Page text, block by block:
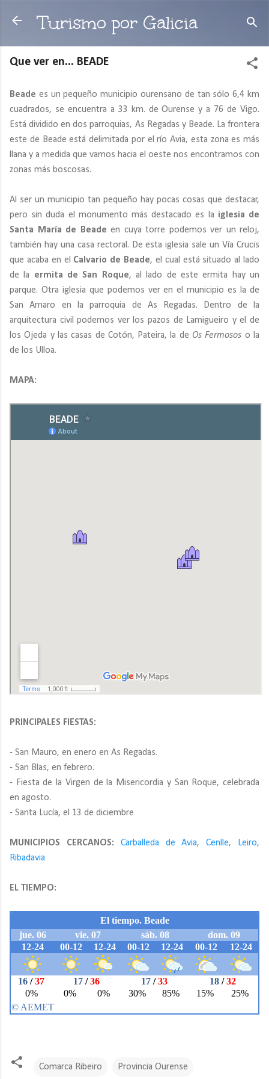
Ir al contenido principal
Turismo por Galicia
Que ver en... BEADE
Beade es un pequeño municipio ourensano de tan sólo 6,4 km
cuadrados, se encuentra a 33 km. de Ourense y a 76 de Vigo.
Está dividido en dos parroquias, As Regadas y Beade. La frontera
este de Beade está delimitada por el río Avia, esta zona es más
llana y a medida que vamos hacia el oeste nos encontramos con
zonas más boscosas.
Al ser un municipio tan pequeño hay pocas cosas que destacar,
pero sin duda el monumento más destacado es la iglesia de
Santa María de Beade en cuya torre podemos ver un reloj,
también hay una casa rectoral. De esta iglesia sale un Vía Crucis
que acaba en el Calvario de Beade, el cual está situado al lado
de la ermita de San Roque, al lado de este ermita hay un
parque. Otra iglesia que podemos ver en el municipio es la de
San Amaro en la parroquia de As Regadas. Dentro de la
arquitectura civil podemos ver los pazos de Lamigueiro y el de
los Ojeda y las casas de Cotón, Pateira, la de Os Fermosos o la
de los Ulloa.
MAPA:
PRINCIPALES FIESTAS:
- San Mauro, en enero en As Regadas.
- San Blas, en febrero.
- Fiesta de la Virgen de la Misericordia y San Roque, celebrada
en agosto.
- Santa Lucía, el 13 de diciembre
MUNICIPIOS CERCANOS: Carballeda de Avia,Cenlle, Leiro,
Ribadavia
EL TIEMPO:
Comarca Ribeiro Provincia Ourense